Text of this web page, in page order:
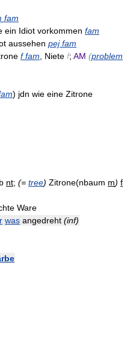
fam
ein Idiot vorkommen fam
aussehen pej fam
f fam , Niete f; AM (problem
) jdn wie eine Zitrone
nt; (= tree) Zitrone(nbaum m) f
Ware
was angedreht (inf)